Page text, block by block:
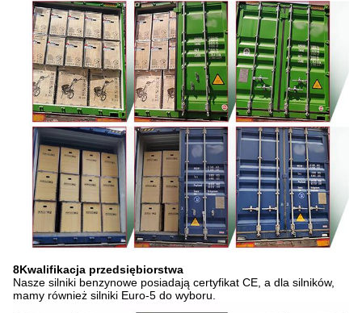
8Kwalifikacja przedsiębiorstwa
Nasze silniki benzynowe posiadają certyfikat CE, a dla silników,
mamy również silniki Euro-5 do wyboru.